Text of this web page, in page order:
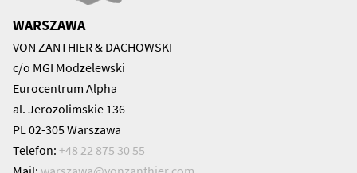
WARSZAWA
VON ZANTHIER & DACHOWSKI
c/o MGI Modzelewski
Eurocentrum Alpha
al. Jerozolimskie 136
PL 02-305 Warszawa
Telefon: +48 22 875 30 55